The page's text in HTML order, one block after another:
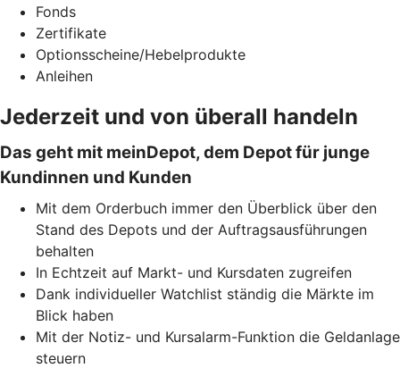
Fonds
Zertifikate
Optionsscheine/Hebelprodukte
Anleihen
Jederzeit und von überall handeln
Das geht mit meinDepot, dem Depot für junge
Kundinnen und Kunden
Mit dem Orderbuch immer den Überblick über den
Stand des Depots und der Auftragsausführungen
behalten
In Echtzeit auf Markt- und Kursdaten zugreifen
Dank individueller Watchlist ständig die Märkte im
Blick haben
Mit der Notiz- und Kursalarm-Funktion die Geldanlage
steuern